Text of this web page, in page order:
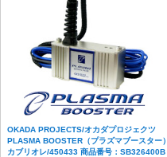
OKADA PROJECTS/オカダプロジェクツ
PLASMA BOOSTER（プラズマブースター）
カブリオレ/450433 商品番号：SB326400B